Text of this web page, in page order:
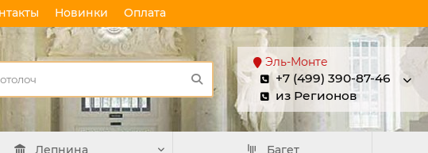
Новинки Оплата
Эль-Монте
+7 (499) 390-87-46
из Регионов
Лепнина Багет